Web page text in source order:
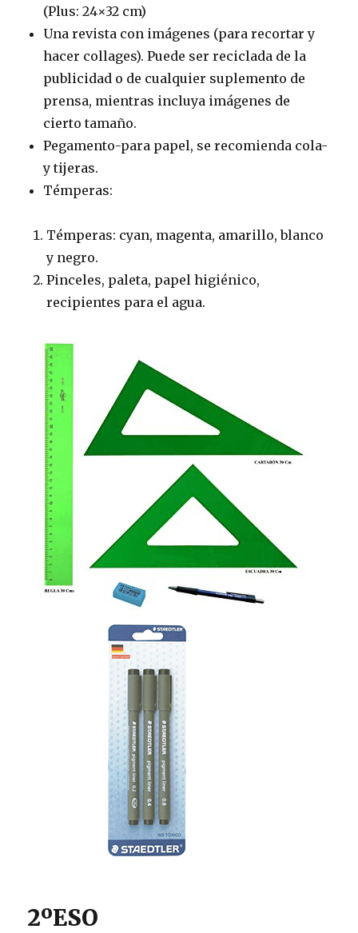
(Plus: 24×32 cm)
Una revista con imágenes (para recortar y
hacer collages). Puede ser reciclada de la
publicidad o de cualquier suplemento de
prensa, mientras incluya imágenes de
cierto tamaño.
Pegamento-para papel, se recomienda cola-
y tijeras.
Témperas:
Témperas: cyan, magenta, amarillo, blanco
y negro.
Pinceles, paleta, papel higiénico,
recipientes para el agua.
2ºESO